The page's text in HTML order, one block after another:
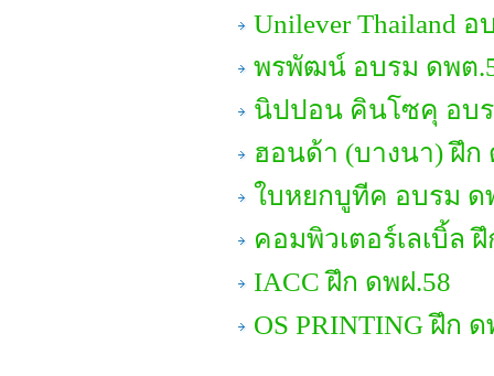
Unilever Thailand
พรพัฒน์ อบรม ดพต
นิปปอน คินโซคุ อบ
ฮอนด้า (บางนา) ฝึก
ใบหยกบูทีค อบรม ด
คอมพิวเตอร์เลเบิ้ล
IACC ฝึก ดพฝ.58
OS PRINTING ฝึก